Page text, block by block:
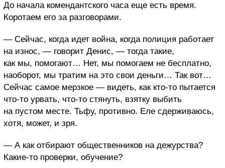
До начала комендантского часа еще есть время.
Коротаем его за разговорами.
— Сейчас, когда идет война, когда полиция работает
на износ, — говорит Денис, — тогда такие,
как мы, помогают… Нет, мы помогаем не бесплатно,
наоборот, мы тратим на это свои деньги… Так вот…
Сейчас самое мерзкое — видеть, как кто-то пытается
что-то урвать, что-то стянуть, взятку выбить
на пустом месте. Тьфу, противно. Еле сдерживаюсь,
хотя, может, и зря.
— А как отбирают общественников на дежурства?
Какие-то проверки, обучение?